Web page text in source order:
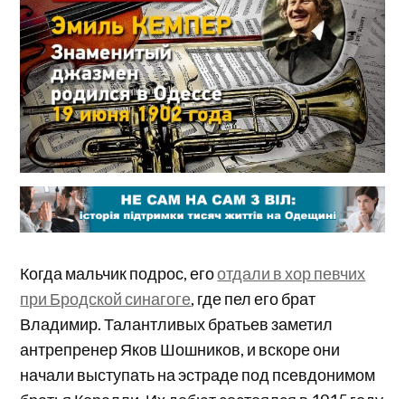
Когда мальчик подрос, егоотдали в хор певчих
при Бродской синагоге, где пел его брат
Владимир. Талантливых братьев заметил
антрепренер Яков Шошников, и вскоре они
начали выступать на эстраде под псевдонимом